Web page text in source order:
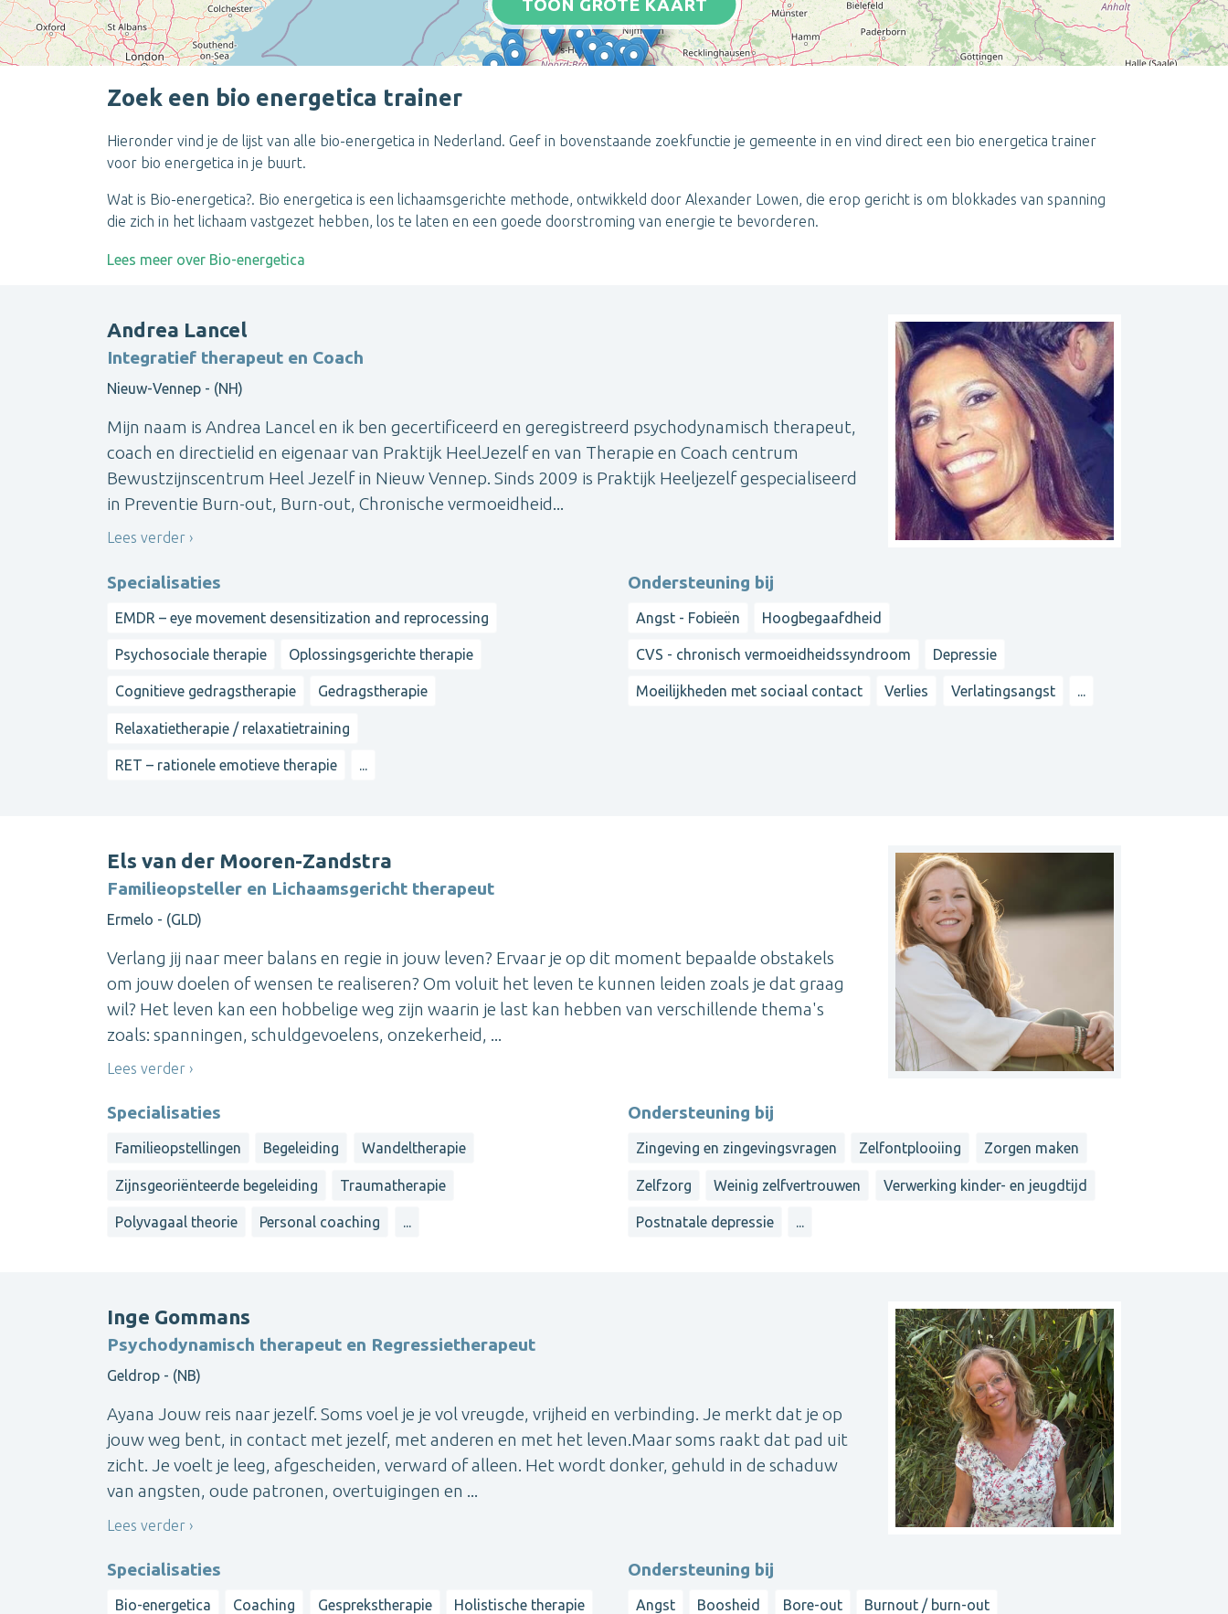
TOON GROTE KAART
| ©
Zoek een bio energetica trainer
Hieronder vind je de lijst van alle bio-energetica in Nederland. Geef in bovenstaande zoekfunctie je gemeente in en vind direct een bio energetica trainer
voor bio energetica in je buurt.
Wat is Bio-energetica?. Bio energetica is een lichaamsgerichte methode, ontwikkeld door Alexander Lowen, die erop gericht is om blokkades van spanning
die zich in het lichaam vastgezet hebben, los te laten en een goede doorstroming van energie te bevorderen.
Lees meer over Bio-energetica
Andrea Lancel
Integratief therapeut en Coach
Nieuw-Vennep - (NH)
Mijn naam is Andrea Lancel en ik ben gecertificeerd en geregistreerd psychodynamisch therapeut,
coach en directielid en eigenaar van Praktijk HeelJezelf en van Therapie en Coach centrum
Bewustzijnscentrum Heel Jezelf in Nieuw Vennep. Sinds 2009 is Praktijk Heeljezelf gespecialiseerd
in Preventie Burn-out, Burn-out, Chronische vermoeidheid...
Lees verder
Specialisaties
EMDR – eye movement desensitization and reprocessing
Psychosociale therapie Oplossingsgerichte therapie
Cognitieve gedragstherapie Gedragstherapie
Relaxatietherapie / relaxatietraining
RET – rationele emotieve therapie ...
Ondersteuning bij
Angst - Fobieën Hoogbegaafdheid
CVS - chronisch vermoeidheidssyndroom Depressie
Moeilijkheden met sociaal contact Verlies Verlatingsangst ...
Els van der Mooren-Zandstra
Familieopsteller en Lichaamsgericht therapeut
Ermelo - (GLD)
Verlang jij naar meer balans en regie in jouw leven? Ervaar je op dit moment bepaalde obstakels
om jouw doelen of wensen te realiseren? Om voluit het leven te kunnen leiden zoals je dat graag
wil? Het leven kan een hobbelige weg zijn waarin je last kan hebben van verschillende thema's
zoals: spanningen, schuldgevoelens, onzekerheid, ...
Lees verder
Specialisaties
Familieopstellingen Begeleiding Wandeltherapie
Zijnsgeoriënteerde begeleiding Traumatherapie
Polyvagaal theorie Personal coaching ...
Ondersteuning bij
Zingeving en zingevingsvragen Zelfontplooiing Zorgen maken
Zelfzorg Weinig zelfvertrouwen Verwerking kinder- en jeugdtijd
Postnatale depressie ...
Inge Gommans
Psychodynamisch therapeut en Regressietherapeut
Geldrop - (NB)
Ayana Jouw reis naar jezelf. Soms voel je je vol vreugde, vrijheid en verbinding. Je merkt dat je op
jouw weg bent, in contact met jezelf, met anderen en met het leven.Maar soms raakt dat pad uit
zicht. Je voelt je leeg, afgescheiden, verward of alleen. Het wordt donker, gehuld in de schaduw
van angsten, oude patronen, overtuigingen en ...
Lees verder
Specialisaties
Bio-energetica Coaching Gesprekstherapie Holistische therapie
Ondersteuning bij
Angst Boosheid Bore-out Burnout / burn-out